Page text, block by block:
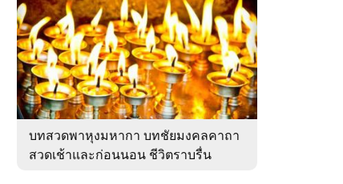
บทสวดพาหุงมหากา บทชัยมงคลคาถา
สวดเช้าและก่อนนอน ชีวิตราบรื่น